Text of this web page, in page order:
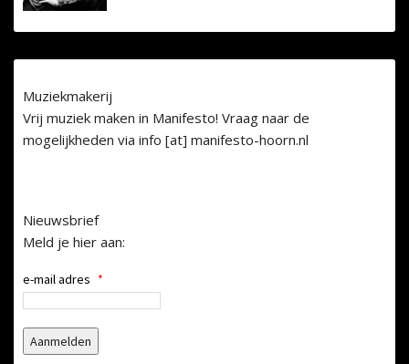
Muziekmakerij
Vrij muziek maken in Manifesto! Vraag naar de
mogelijkheden via info [at] manifesto-hoorn.nl
Nieuwsbrief
Meld je hier aan:
e-mail adres *